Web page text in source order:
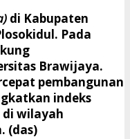
di Kabupaten
Pada
Brawijaya.
pembangunan
indeks
di wilayah
(das)